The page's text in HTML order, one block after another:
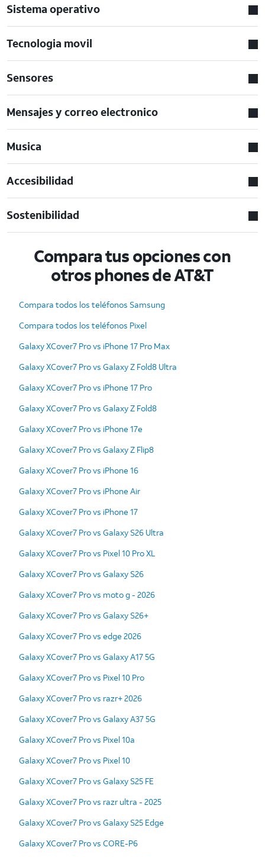
Sistema operativo
Tecnologia movil
Sensores
Mensajes y correo electronico
Musica
Accesibilidad
Sostenibilidad
Compara tus opciones con
otros phones de AT&T
Compara todos los teléfonos Samsung
Compara todos los teléfonos Pixel
Galaxy XCover7 Pro vs iPhone 17 Pro Max
Galaxy XCover7 Pro vs Galaxy Z Fold8 Ultra
Galaxy XCover7 Pro vs iPhone 17 Pro
Galaxy XCover7 Pro vs Galaxy Z Fold8
Galaxy XCover7 Pro vs iPhone 17e
Galaxy XCover7 Pro vs Galaxy Z Flip8
Galaxy XCover7 Pro vs iPhone 16
Galaxy XCover7 Pro vs iPhone Air
Galaxy XCover7 Pro vs iPhone 17
Galaxy XCover7 Pro vs Galaxy S26 Ultra
Galaxy XCover7 Pro vs Pixel 10 Pro XL
Galaxy XCover7 Pro vs Galaxy S26
Galaxy XCover7 Pro vs moto g - 2026
Galaxy XCover7 Pro vs Galaxy S26+
Galaxy XCover7 Pro vs edge 2026
Galaxy XCover7 Pro vs Galaxy A17 5G
Galaxy XCover7 Pro vs Pixel 10 Pro
Galaxy XCover7 Pro vs razr+ 2026
Galaxy XCover7 Pro vs Galaxy A37 5G
Galaxy XCover7 Pro vs Pixel 10a
Galaxy XCover7 Pro vs Pixel 10
Galaxy XCover7 Pro vs Galaxy S25 FE
Galaxy XCover7 Pro vs razr ultra - 2025
Galaxy XCover7 Pro vs Galaxy S25 Edge
Galaxy XCover7 Pro vs CORE-P6